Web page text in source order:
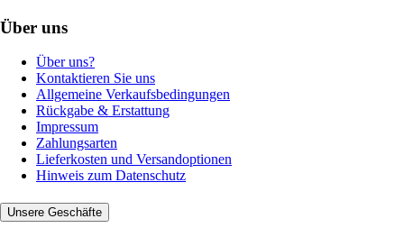
Über uns
Über uns?
Kontaktieren Sie uns
Allgemeine Verkaufsbedingungen
Rückgabe & Erstattung
Impressum
Zahlungsarten
Lieferkosten und Versandoptionen
Hinweis zum Datenschutz
Unsere Geschäfte